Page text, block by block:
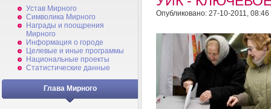
Устав Мирного
Символика Мирного
Награды и поощрения
Мирного
Информация о городе
Целевые и иные программы
Национальные проекты
Статистические данные
Глава Мирного
Опубликовано: 27-10-2011, 08:46